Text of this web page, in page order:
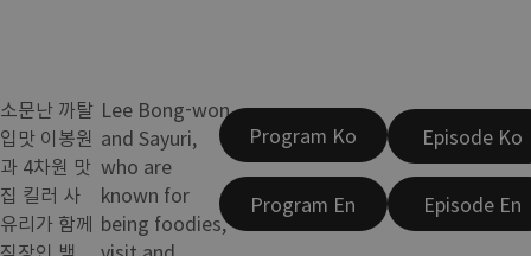
소문난 까탈
입맛 이봉원
과 4차원 맛
집 킬러 사
유리가 함께
Lee Bong-won
and Sayuri,
who are
known for
being foodies,
Program Ko
Program En
Episode Ko
Episode En